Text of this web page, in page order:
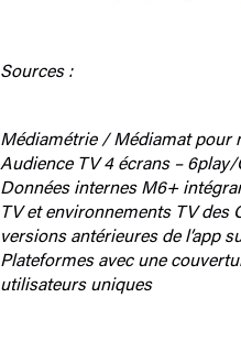
Sources :
Médiamétrie / Médiamat pour
Audience TV 4 écrans –
Données internes M6+
TV et environnements TV des
versions antérieures de l’app
Plateformes avec une
utilisateurs uniques